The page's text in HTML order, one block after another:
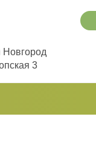
Новгород
3